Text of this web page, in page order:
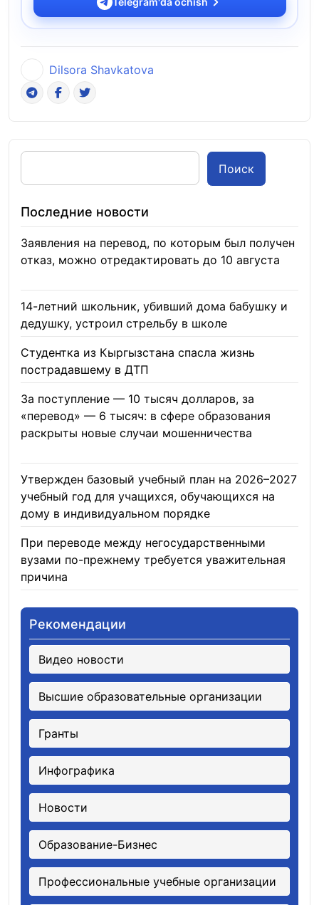
Dilsora Shavkatova
Поиск
Последние новости
Заявления на перевод, по которым был получен
отказ, можно отредактировать до 10 августа
14-летний школьник, убивший дома бабушку и
дедушку, устроил стрельбу в школе
Студентка из Кыргызстана спасла жизнь
пострадавшему в ДТП
За поступление — 10 тысяч долларов, за
«перевод» — 6 тысяч: в сфере образования
раскрыты новые случаи мошенничества
Утвержден базовый учебный план на 2026–2027
учебный год для учащихся, обучающихся на
дому в индивидуальном порядке
При переводе между негосударственными
вузами по-прежнему требуется уважительная
причина
Рекомендации
Видео новости
Высшие образовательные организации
Гранты
Инфографика
Новости
Образование-Бизнес
Профессиональные учебные организации